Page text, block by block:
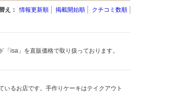
え： 情報更新順 掲載開始順 クチコミ数順
isa」を直販価格で取り扱っております。
るお店です。手作りケーキはテイクアウト